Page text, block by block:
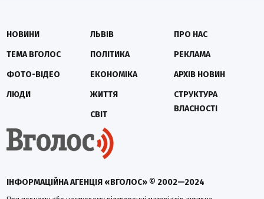
ІНФОРМАЦІЙНА АГЕНЦІЯ «ВГОЛОС» © 2002—2024
НОВИНИ
ТЕМА ВГОЛОС
ФОТО-ВІДЕО
ЛЮДИ
ЛЬВІВ
ПОЛІТИКА
ЕКОНОМІКА
ЖИТТЯ
СВІТ
ПРО НАС
РЕКЛАМА
АРХІВ НОВИН
СТРУКТУРА
ВЛАСНОСТІ